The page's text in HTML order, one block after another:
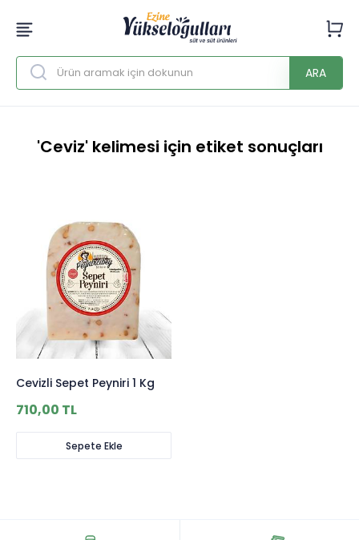
ARA
'Ceviz' kelimesi için etiket sonuçları
Cevizli Sepet Peyniri 1 Kg
710,00 TL
Sepete Ekle